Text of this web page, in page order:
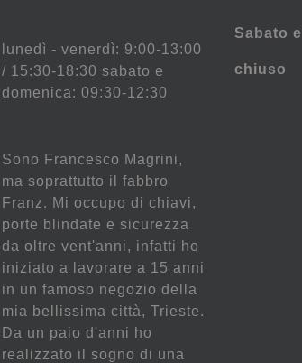
lunedì - venerdì: 9:00-13:00
/ 15:30-18:30 sabato e
domenica: 09:30-12:30
Sono Francesco Magrini,
ma soprattutto il fabbro
Franz. Mi occupo di chiavi,
porte blindate e sicurezza
da oltre vent'anni, infatti ho
iniziato a lavorare a 15 anni
in un famoso negozio della
mia bellissima città, Trieste.
Da un paio d'anni ho
realizzato il sogno di una
Sabato e
chiuso